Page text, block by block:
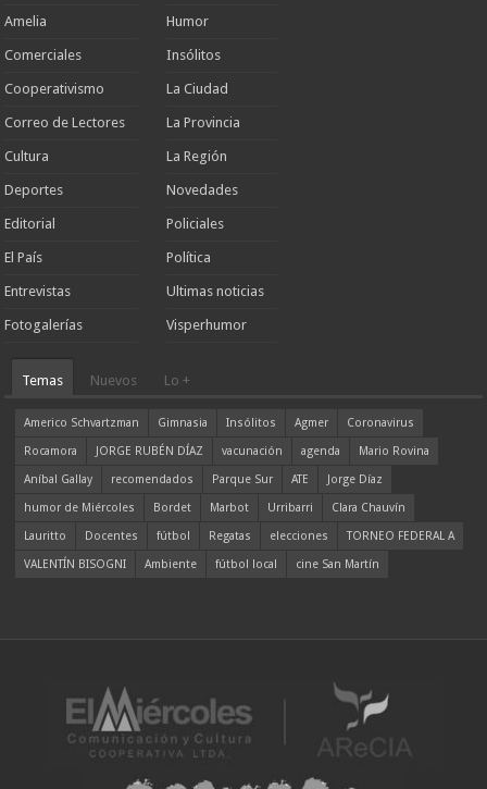
Amelia
Comerciales
Cooperativismo
Correo de Lectores
Cultura
Deportes
Editorial
El País
Entrevistas
Fotogalerías
Humor
Insólitos
La Ciudad
La Provincia
La Región
Novedades
Policiales
Política
Ultimas noticias
Visperhumor
Temas Nuevos Lo +
Americo Schvartzman Gimnasia Insólitos Agmer
Coronavirus
Rocamora
JORGE RUBÉN DÍAZ vacunación agenda
Mario Rovina
Aníbal Gallay
recomendados Parque Sur ATE
Jorge Díaz
humor de Miércoles
Bordet Marbot Urribarri
Clara Chauvín
Lauritto
Docentes fútbol Regatas elecciones
TORNEO FEDERAL A
VALENTÍN BISOGNI
Ambiente fútbol local cine San Martín